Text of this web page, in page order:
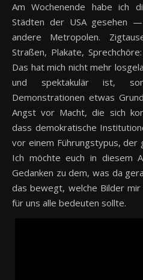
Am Wochenende habe ich die Bilder aus den großen
Städten der USA gesehen
andere Metropolen.
Straßen, Plakate,
Das hat mich nicht mehr
und spektakulär ist,
Demonstrationen etwas
Angst vor Macht, die sich
dass demokratische
vor einem Führungstypus,
Ich möchte euch in diesem
Gedanken zu dem, was da
das bewegt, welche Bilder
für uns alle bedeuten sollte.